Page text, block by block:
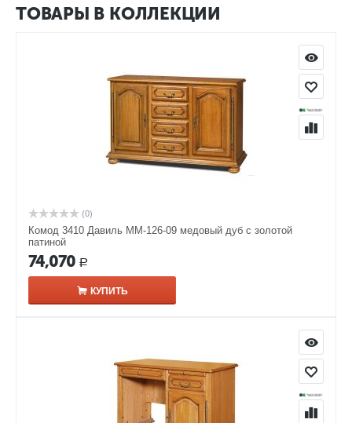
ТОВАРЫ В КОЛЛЕКЦИИ
(0)
Комод 3410 Давиль ММ-126-09 медовый дуб с золотой
патиной
74,070 Р
КУПИТЬ